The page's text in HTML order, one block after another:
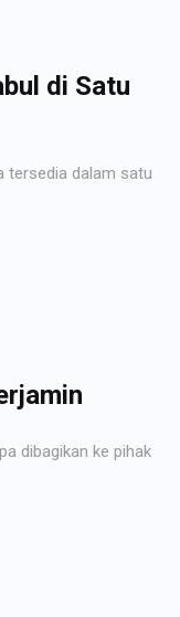
di Satu
tersedia dalam satu
dibagikan ke pihak